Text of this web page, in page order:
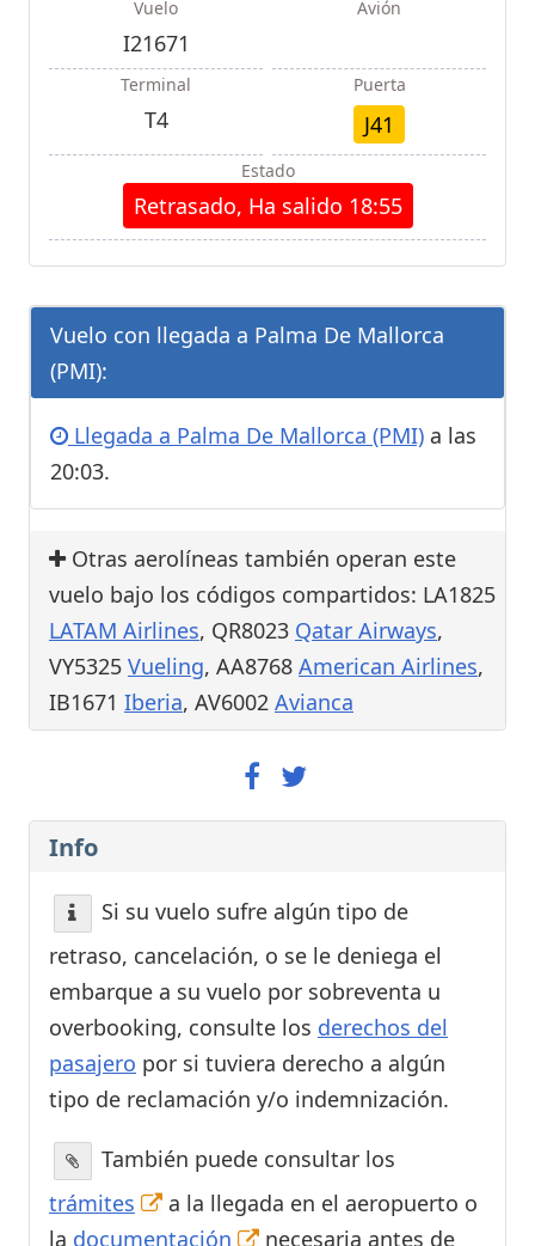
Vuelo
I21671
Avión
Terminal
T4
Puerta
J41
Estado
Retrasado, Ha salido 18:55
Vuelo con llegada a Palma De Mallorca
(PMI):
Llegada a Palma De Mallorca (PMI) a las
20:03.
Otras aerolíneas también operan este
vuelo bajo los códigos compartidos: LA1825
LATAM Airlines, QR8023 Qatar Airways,
VY5325 Vueling, AA8768 American Airlines,
IB1671 Iberia, AV6002 Avianca
Info
Si su vuelo sufre algún tipo de
retraso, cancelación, o se le deniega el
embarque a su vuelo por sobreventa u
overbooking, consulte los derechos del
pasajero por si tuviera derecho a algún
tipo de reclamación y/o indemnización.
También puede consultar los
trámites
a la llegada en el aeropuerto o
la documentación necesaria antes de